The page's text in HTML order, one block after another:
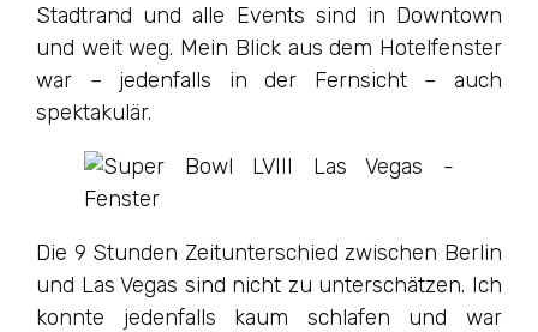
Stadtrand und alle Events sind in Downtown
und weit weg. Mein Blick aus dem Hotelfenster
war – jedenfalls in der Fernsicht – auch
spektakulär.
Die 9 Stunden Zeitunterschied zwischen Berlin
und Las Vegas sind nicht zu unterschätzen. Ich
konnte jedenfalls kaum schlafen und war